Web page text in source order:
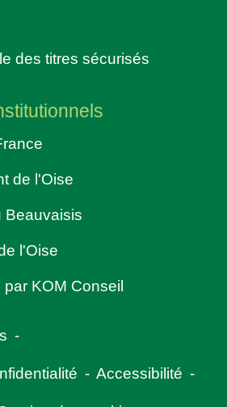
des titres sécurisés
de l'Oise
Beauvaisis
l'Oise
par KOM Conseil
-
- Accessibilité -